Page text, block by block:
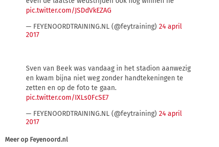
pic.twitter.com/JSDdVkEZAG
— FEYENOORDTRAINING.NL (@feytraining) 24 april
2017
Sven van Beek was vandaag in het stadion aanwezig
en kwam bijna niet weg zonder handtekeningen te
zetten en op de foto te gaan.
pic.twitter.com/IXLs0FcSE7
— FEYENOORDTRAINING.NL (@feytraining) 24 april
2017
Meer op Feyenoord.nl